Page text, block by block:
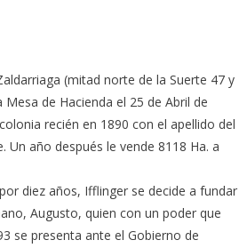
(mitad norte de la Suerte 47 y
de Hacienda el 25 de Abril de
recién en 1890 con el apellido del
año después le vende 8118 Ha. a
diez años, Ifflinger se decide a fundar
Augusto, quien con un poder que
se presenta ante el Gobierno de